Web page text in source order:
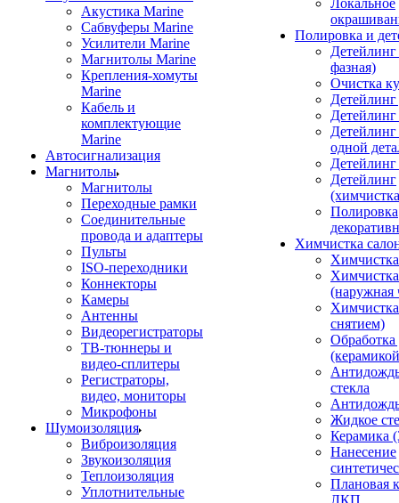
Акустика Marine
Сабвуферы Marine
Усилители Marine
Магнитолы Marine
Крепления-хомуты
Marine
Кабель и
комплектующие
Marine
Автосигнализация
Магнитолы
Магнитолы
Переходные рамки
Соединительные
провода и адаптеры
Пульты
ISO-переходники
Коннекторы
Камеры
Антенны
Видеорегистраторы
ТВ-тюннеры и
видео-сплитеры
Регистраторы,
видео, мониторы
Микрофоны
Шумоизоляция
Виброизоляция
Звукоизоляция
Теплоизоляция
Уплотнительные
Локальное
Полировка и
фазная)
Очистка
Детейлинг
одной
Детейлинг
Полировка
Химчистка
(наружная
снятием)
Обработка
стекла
Жидкое
Керамика
Нанесение
Плановая
ЛКП